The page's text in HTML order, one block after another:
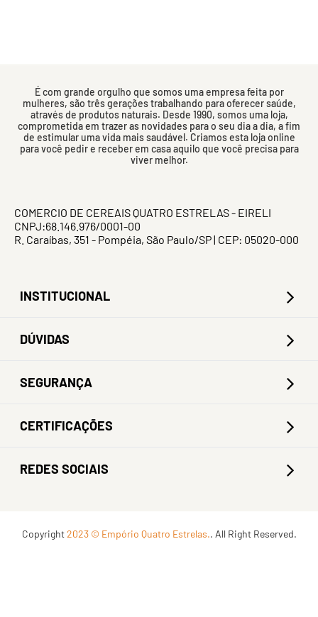
É com grande orgulho que somos uma empresa feita por
mulheres, são três gerações trabalhando para oferecer saúde,
através de produtos naturais. Desde 1990, somos uma loja,
comprometida em trazer as novidades para o seu dia a dia, a fim
de estimular uma vida mais saudável. Criamos esta loja online
para você pedir e receber em casa aquilo que você precisa para
viver melhor.
COMERCIO DE CEREAIS QUATRO ESTRELAS - EIRELI
CNPJ:68.146.976/0001-00
R. Caraíbas, 351 - Pompéia, São Paulo/SP | CEP: 05020-000
INSTITUCIONAL
DÚVIDAS
SEGURANÇA
CERTIFICAÇÕES
REDES SOCIAIS
Copyright2023 © Empório Quatro Estrelas.. All Right Reserved.